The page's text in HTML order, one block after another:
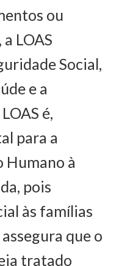
ou
LOAS
Social,
e a
é,
para a
à
pois
às famílias
que o
tratado